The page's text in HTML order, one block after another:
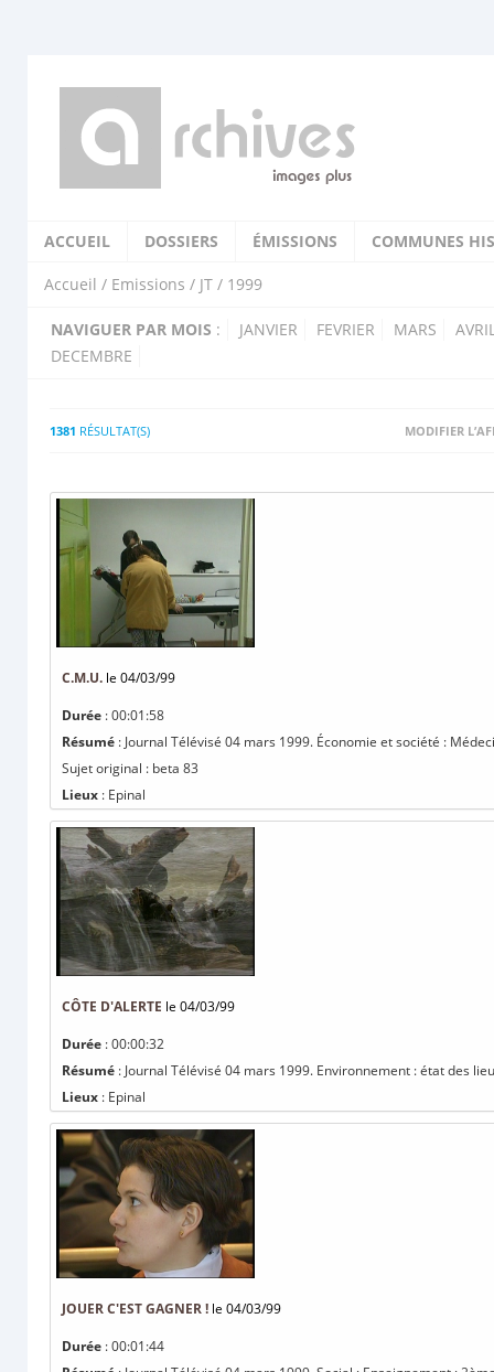
ACCUEIL DOSSIERS ÉMISSIONS COMMUNES
Accueil / Emissions / JT / 1999
NAVIGUER PAR MOIS : JANVIER FEVRIER MARS
DECEMBRE
1381 RÉSULTAT(S) MODIFIER
C.M.U. le 04/03/99
Durée : 00:01:58
Résumé : Journal Télévisé 04 mars 1999. Économie et société :
Sujet original : beta 83
Lieux : Epinal
CÔTE D'ALERTE le 04/03/99
Durée : 00:00:32
Résumé : Journal Télévisé 04 mars 1999. Environnement : état des
Lieux : Epinal
JOUER C'EST GAGNER ! le 04/03/99
Durée : 00:01:44